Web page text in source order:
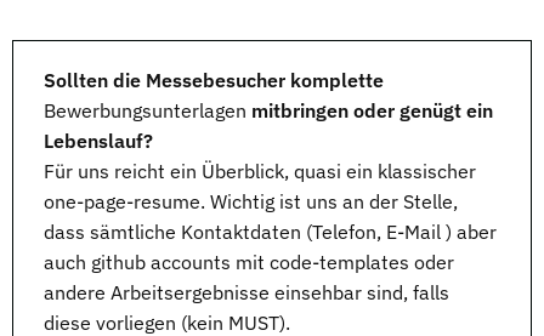
Sollten die Messebesucher komplette
Bewerbungsunterlagen mitbringen oder genügt ein
Lebenslauf?
Für uns reicht ein Überblick, quasi ein klassischer
one-page-resume. Wichtig ist uns an der Stelle,
dass sämtliche Kontaktdaten (Telefon, E-Mail ) aber
auch github accounts mit code-templates oder
andere Arbeitsergebnisse einsehbar sind, falls
diese vorliegen (kein MUST).